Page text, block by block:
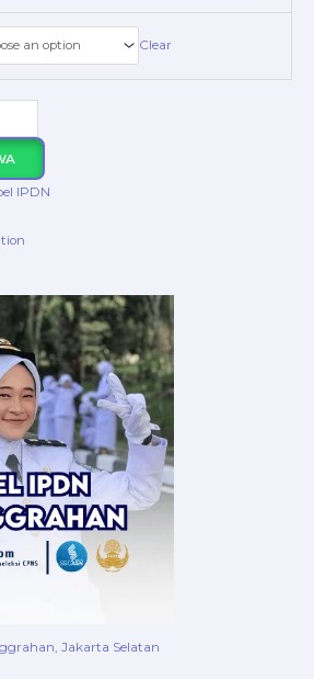
Clear
IPDN
Jakarta Selatan